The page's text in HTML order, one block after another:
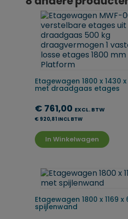
Etagewagen 1800 x 1430
met draadgaas etages
€ 761,00 EXCL. BTW
€ 920,81 INCL BTW
In Winkelwagen
Etagewagen 1800 x 1169
spijlenwand